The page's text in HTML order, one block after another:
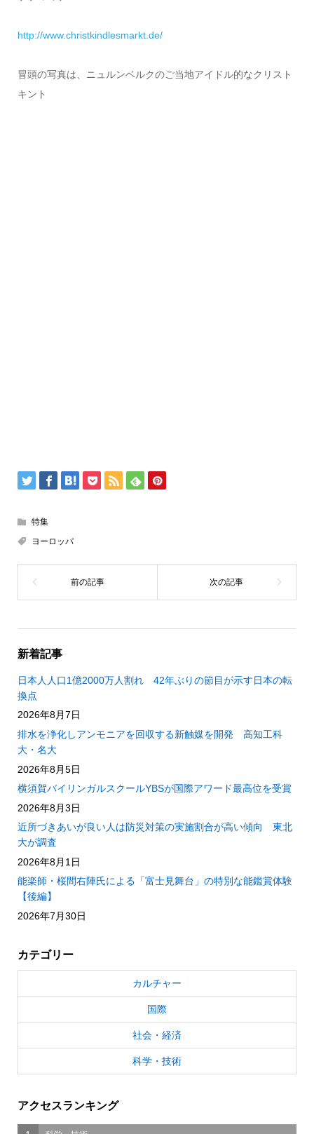
http://www.christkindlesmarkt.de/
冒頭の写真は、ニュルンベルクのご当地アイドル的なクリスト
キント
特集
ヨーロッパ
新着記事
日本人人口1億2000万人割れ 42年ぶりの節目が示す日本の転
換点
2026年8月7日
排水を浄化しアンモニアを回収する新触媒を開発 高知工科
大・名大
2026年8月5日
横須賀バイリンガルスクールYBSが国際アワード最高位を受賞
2026年8月3日
近所づきあいが良い人は防災対策の実施割合が高い傾向 東北
大が調査
2026年8月1日
能楽師・桜間右陣氏による「富士見舞台」の特別な能鑑賞体験
【後編】
2026年7月30日
カテゴリー
カルチャー
国際
社会・経済
科学・技術
アクセスランキング